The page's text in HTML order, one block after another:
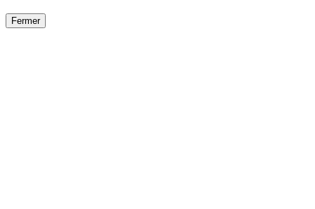
Fermer